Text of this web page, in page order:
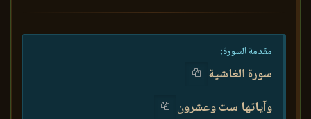
مقدمة السورة:
سورة الغاشية
وآياتها ست وعشرون